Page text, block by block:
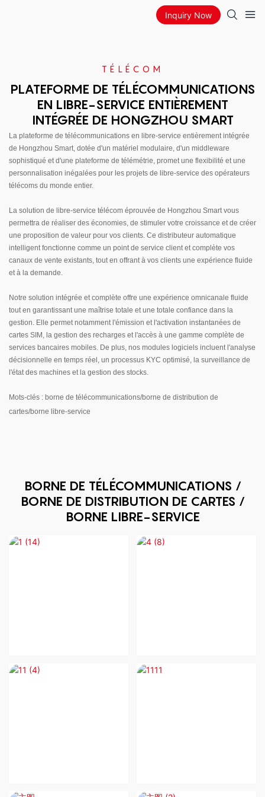
Inquiry Now
TÉLÉCOM
PLATEFORME DE TÉLÉCOMMUNICATIONS
EN LIBRE-SERVICE ENTIÈREMENT
INTÉGRÉE DE HONGZHOU SMART
La plateforme de télécommunications en libre-service entièrement intégrée
de Hongzhou Smart, dotée d'un matériel modulaire, d'un middleware
sophistiqué et d'une plateforme de télémétrie, promet une flexibilité et une
personnalisation inégalées pour les projets de libre-service des opérateurs
télécoms du monde entier.
La solution de libre-service télécom éprouvée de Hongzhou Smart vous
permettra de réaliser des économies, de stimuler votre croissance et de créer
une proposition de valeur pour vos clients. Ce distributeur automatique
intelligent fonctionne comme un point de service client et complète vos
canaux de vente existants, tout en offrant à vos clients une expérience fluide
et à la demande.
Notre solution intégrée et complète offre une expérience omnicanale fluide
tout en garantissant une maîtrise totale et une totale confiance dans la
gestion. Elle permet notamment l'émission et l'activation instantanées de
cartes SIM, la gestion des recharges et l'accès à une gamme complète de
services bancaires mobiles. De plus, nos modules logiciels incluent l'analyse
décisionnelle en temps réel, un processus KYC optimisé, la surveillance de
l'état des machines et la gestion des stocks.
Mots-clés : borne de télécommunications/borne de distribution de
cartes/borne libre-service
BORNE DE TÉLÉCOMMUNICATIONS /
BORNE DE DISTRIBUTION DE CARTES /
BORNE LIBRE-SERVICE